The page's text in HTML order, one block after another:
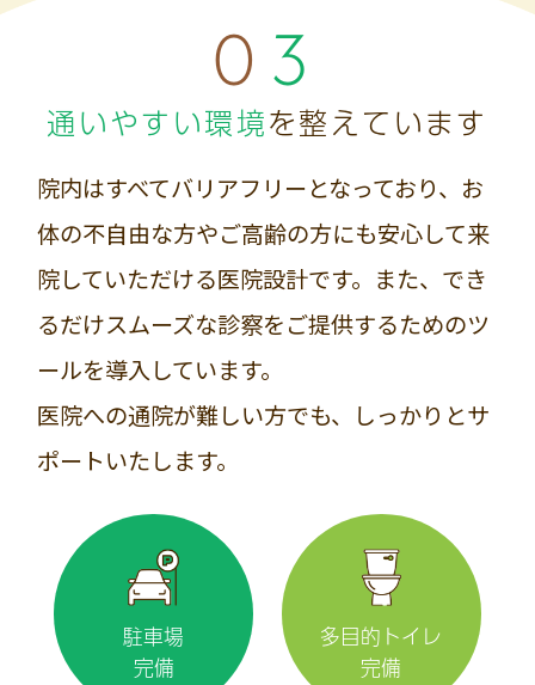
03
通いやすい環境を整えています
院内はすべてバリアフリーとなっており、お
体の不自由な方やご高齢の方にも安心して来
院していただける医院設計です。また、でき
るだけスムーズな診察をご提供するためのツ
ールを導入しています。
医院への通院が難しい方でも、しっかりとサ
ポートいたします。
駐車場
完備
多目的トイレ
完備